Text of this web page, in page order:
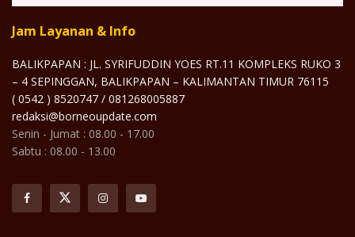
Jam Layanan & Info
BALIKPAPAN : JL. SYRIFUDDIN YOES RT.11 KOMPLEKS RUKO 3
– 4 SEPINGGAN, BALIKPAPAN – KALIMANTAN TIMUR 76115
( 0542 ) 8520747 / 081268005887
redaksi@borneoupdate.com
Senin - Jumat : 08.00 - 17.00
Sabtu : 08.00 - 13.00